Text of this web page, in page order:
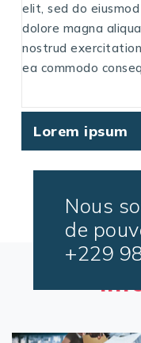
elit, sed do
dolore magna
nostrud
ea commodo
Lorem ipsum
Nous
de
+229
Lisez